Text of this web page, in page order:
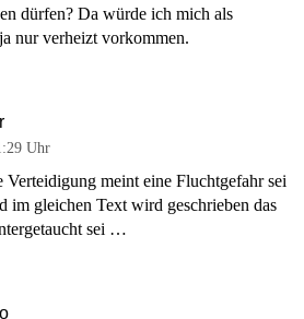
dürfen? Da würde ich mich als
nur verheizt vorkommen.
Uhr
Verteidigung meint eine Fluchtgefahr sei
im gleichen Text wird geschrieben das
sei …